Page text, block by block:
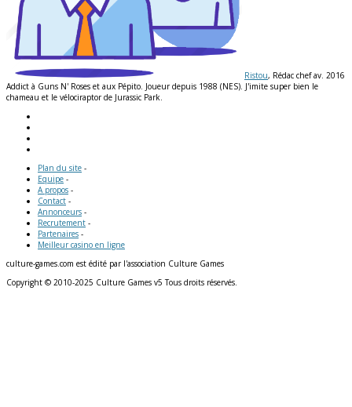
Ristou, Rédac chef av. 2016
Addict à Guns N' Roses et aux Pépito. Joueur depuis 1988 (NES). J'imite super bien le
chameau et le vélociraptor de Jurassic Park.
Plan du site -
Equipe -
A propos -
Contact -
Annonceurs -
Recrutement -
Partenaires -
Meilleur casino en ligne
culture-games.com est édité par l'association Culture Games
Copyright © 2010-2025 Culture Games v5 Tous droits réservés.